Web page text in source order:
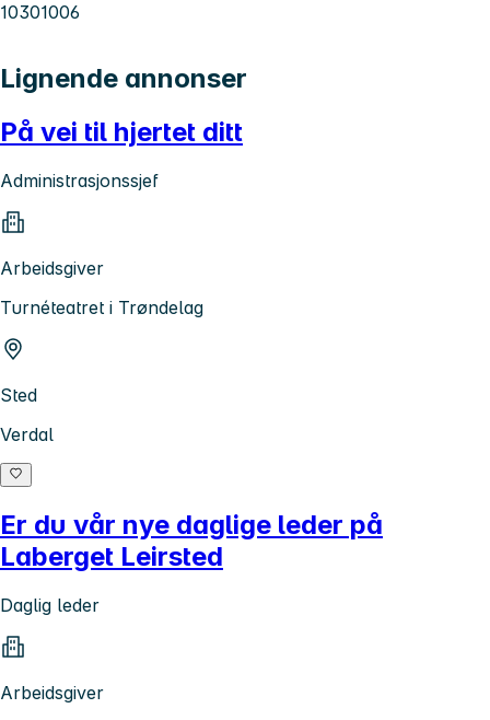
10301006
Lignende annonser
På vei til hjertet ditt
Administrasjonssjef
Arbeidsgiver
Turnéteatret i Trøndelag
Sted
Verdal
Er du vår nye daglige leder på
Laberget Leirsted
Daglig leder
Arbeidsgiver